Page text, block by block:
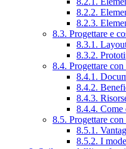
8.2.2.
8.2.3.
8.3. Progettare e
8.3.1.
8.3.2.
8.4. Progettare
8.4.1.
8.4.2.
8.4.3.
8.4.4. Come
8.5. Progettare
8.5.1.
8.5.2. I